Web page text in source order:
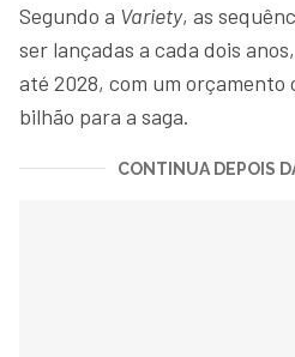
Segundo a Variety, as
ser lançadas a cada dois
até 2028, com um orçamento
bilhão para a saga.
CONTINUA DEPOIS